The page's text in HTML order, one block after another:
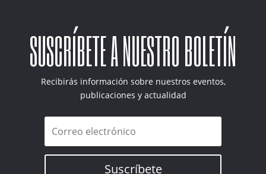
SUSCRÍBETE A NUESTRO BOLETÍN
Recibirás información sobre nuestros eventos,
publicaciones y actualidad
Suscríbete